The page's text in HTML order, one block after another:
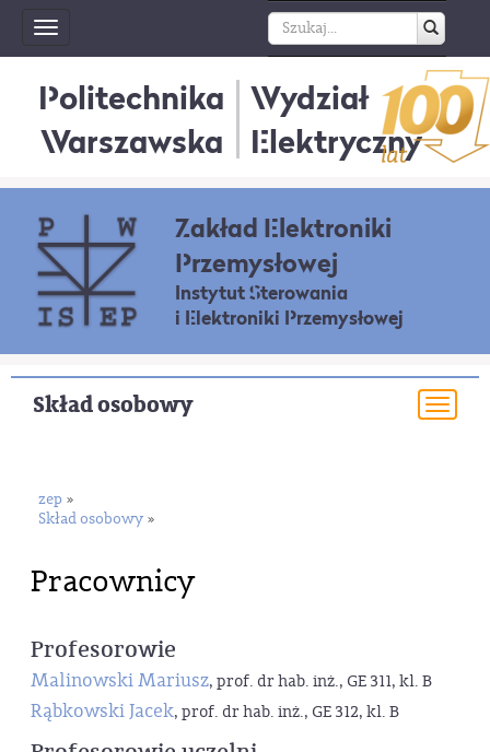
Toggle
navigation
Politechnika
Warszawska
Wydział
Elektryczny
Zakład Elektroniki
Przemysłowej
Instytut Sterowania
i Elektroniki Przemysłowej
Skład osobowy
zep »
Skład osobowy »
Pracownicy
Profesorowie
Malinowski Mariusz, prof. dr hab. inż., GE 311, kl. B
Rąbkowski Jacek, prof. dr hab. inż., GE 312, kl. B